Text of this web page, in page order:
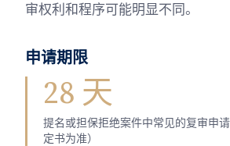
审权利和程序可能明显不同。
申请期限
28 天
提名或担保拒绝案件中常见的复审申
定书为准）